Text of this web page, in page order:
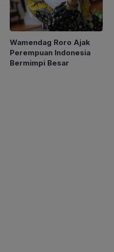
Wamendag Roro Ajak
Perempuan Indonesia
Bermimpi Besar